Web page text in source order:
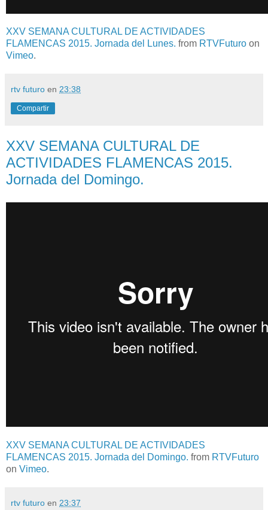
XXV SEMANA CULTURAL DE ACTIVIDADES
FLAMENCAS 2015. Jornada del Lunes. from RTVFuturo on
Vimeo.
rtv futuro en 23:38
Compartir
XXV SEMANA CULTURAL DE
ACTIVIDADES FLAMENCAS 2015.
Jornada del Domingo.
XXV SEMANA CULTURAL DE ACTIVIDADES
FLAMENCAS 2015. Jornada del Domingo. from RTVFuturo
on Vimeo.
rtv futuro en 23:37